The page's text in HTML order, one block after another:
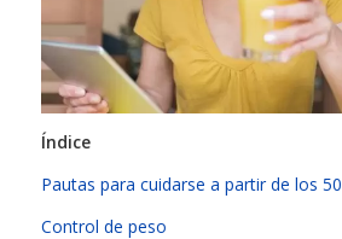
Índice
Pautas para cuidarse a partir de los 50
Control de peso